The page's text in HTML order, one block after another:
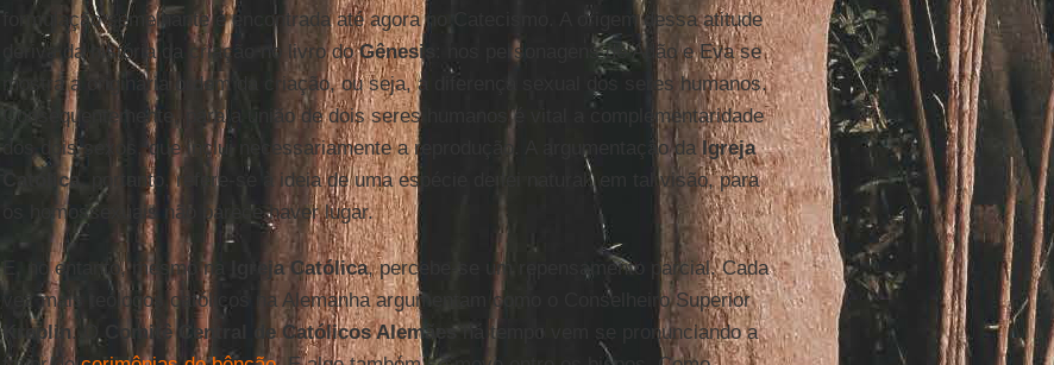
formulação semelhante é encontrada até agora no Catecismo. A origem dessa atitude
deriva da história da criação no livro doGênesis
: nos personagens de Adão e Eva se
mostra a originária ordem da criação, ou seja, a diferença sexual dos seres humanos.
Consequentemente, para a união de dois seres humanos é vital a complementaridade
dos dois sexos, que inclui necessariamente a reprodução. A argumentação da Igreja
Católica , portanto, refere-se à ideia de uma espécie de lei natural: em tal visão, para
os homossexuais não parece haver lugar.
E, no entanto, mesmo na Igreja Católica, percebe-se um repensamento parcial. Cada
vez mais teólogos católicos na Alemanha argumentam como o Conselheiro Superior
Kreplin. O Comitê Central de Católicos Alemãeshá tempo vem se pronunciando a